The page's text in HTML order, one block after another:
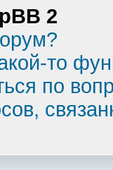
2
то
по